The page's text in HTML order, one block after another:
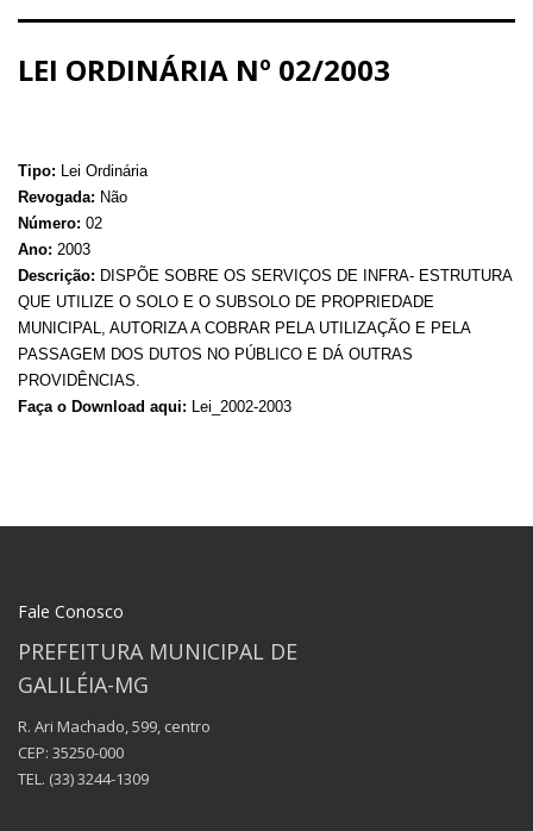
LEI ORDINÁRIA Nº 02/2003
Tipo: Lei Ordinária
Revogada: Não
Número: 02
Ano: 2003
Descrição: DISPÕE SOBRE OS SERVIÇOS DE INFRA- ESTRUTURA
QUE UTILIZE O SOLO E O SUBSOLO DE PROPRIEDADE
MUNICIPAL, AUTORIZA A COBRAR PELA UTILIZAÇÃO E PELA
PASSAGEM DOS DUTOS NO PÚBLICO E DÁ OUTRAS
PROVIDÊNCIAS.
Faça o Download aqui: Lei_2002-2003
Fale Conosco
PREFEITURA MUNICIPAL DE
GALILÉIA-MG
R. Ari Machado, 599, centro
CEP: 35250-000
TEL. (33) 3244-1309